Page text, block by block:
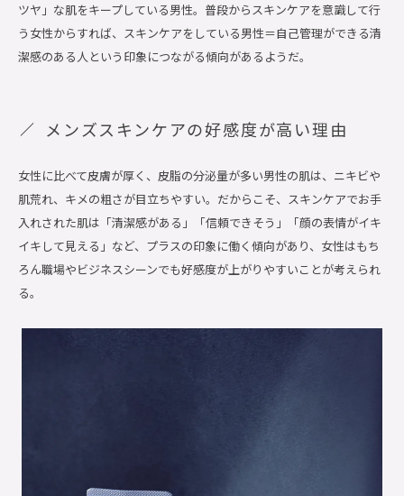
ツヤ」な肌をキープしている男性。普段からスキンケアを意識して行
う女性からすれば、スキンケアをしている男性＝自己管理ができる清
潔感のある人という印象につながる傾向があるようだ。
メンズスキンケアの好感度が高い理由
女性に比べて皮膚が厚く、皮脂の分泌量が多い男性の肌は、ニキビや
肌荒れ、キメの粗さが目立ちやすい。だからこそ、スキンケアでお手
入れされた肌は「清潔感がある」「信頼できそう」「顔の表情がイキ
イキして見える」など、プラスの印象に働く傾向があり、女性はもち
ろん職場やビジネスシーンでも好感度が上がりやすいことが考えられ
る。